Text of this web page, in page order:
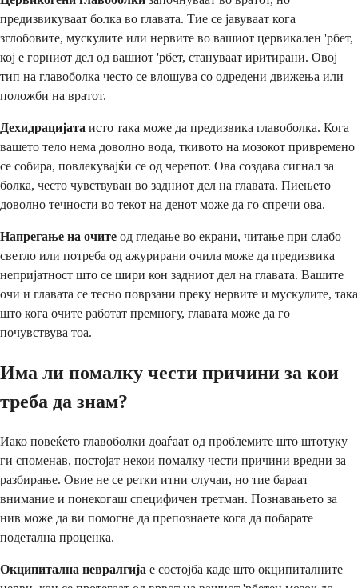
предизвикуваат болка во главата. Тие се јавуваат кога
зглобовите, мускулите или нервите во вашиот цервикален 'рбет,
кој е горниот дел од вашиот 'рбет, стануваат иритирани. Овој
тип на главоболка често се влошува со одредени движења или
положби на вратот.
Дехидрацијата исто така може да предизвика главоболка. Кога
вашето тело нема доволно вода, ткивото на мозокот привремено
се собира, повлекувајќи се од черепот. Ова создава сигнал за
болка, често чувствуван во задниот дел на главата. Пиењето
доволно течности во текот на денот може да го спречи ова.
Напрегање на очите од гледање во екрани, читање при слабо
светло или потреба од ажурирани очила може да предизвика
непријатност што се шири кон задниот дел на главата. Вашите
очи и главата се тесно поврзани преку нервите и мускулите, така
што кога очите работат премногу, главата може да го
почувствува тоа.
Има ли помалку чести причини за кои
треба да знам?
Иако повеќето главоболки доаѓаат од проблемите што штотуку
ги споменав, постојат некои помалку чести причини вредни за
разбирање. Овие не се ретки итни случаи, но тие бараат
внимание и понекогаш специфичен третман. Познавањето за
нив може да ви помогне да препознаете кога да побарате
подетална проценка.
Окципитална невралгија е состојба каде што окципиталните